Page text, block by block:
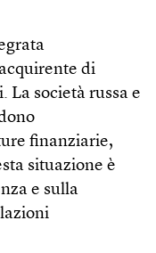
di
La società russa e
finanziarie,
situazione è
e sulla